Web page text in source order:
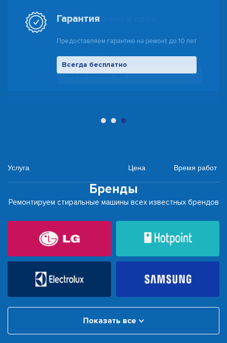
Гарантия
Предоставляем гарантию на ремонт до 10 лет
Всегда бесплатно
Услуга Цена Время работ
Бренды
Ремонтируем стиральные машины всех известных брендов
Показать все